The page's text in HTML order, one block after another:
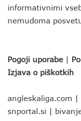
informativnimi
nemudoma
Pogoji uporabe |
Izjava o piškotkih
angleskaliga.com |
snportal.si |